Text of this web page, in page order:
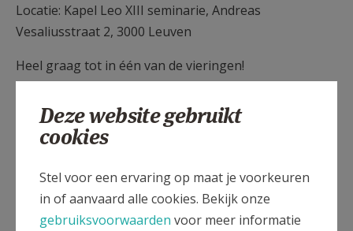
Locatie: Kapel Leo XIII seminarie, Andreas
Vesaliusstraat 2, 3000 Leuven
Heel graag tot in één van de vieringen!
Seminarie Leo XIII - Leuven
Deze website gebruikt
cookies
Stel voor een ervaring op maat je voorkeuren
in of aanvaard alle cookies. Bekijk onze
gebruiksvoorwaarden voor meer informatie